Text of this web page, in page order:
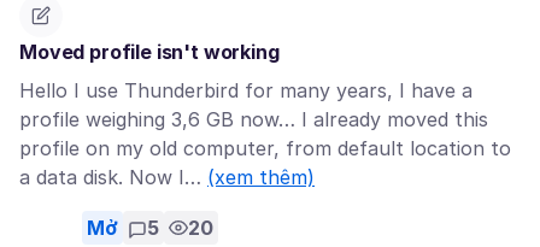
Moved profile isn't working
Hello I use Thunderbird for many years, I have a
profile weighing 3,6 GB now… I already moved this
profile on my old computer, from default location to
a data disk. Now I… (xem thêm)
Mở 5 20